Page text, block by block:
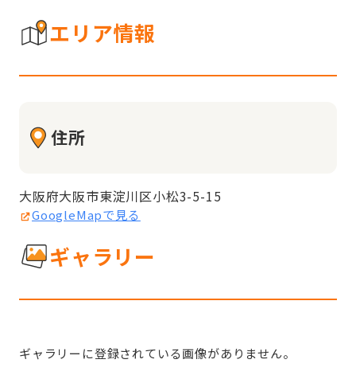
エリア情報
住所
大阪府大阪市東淀川区小松3-5-15
GoogleMapで見る
ギャラリー
ギャラリーに登録されている画像がありません。